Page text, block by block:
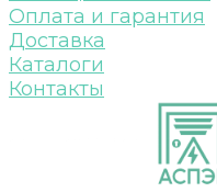
Оплата и гарантия
Доставка
Каталоги
Контакты